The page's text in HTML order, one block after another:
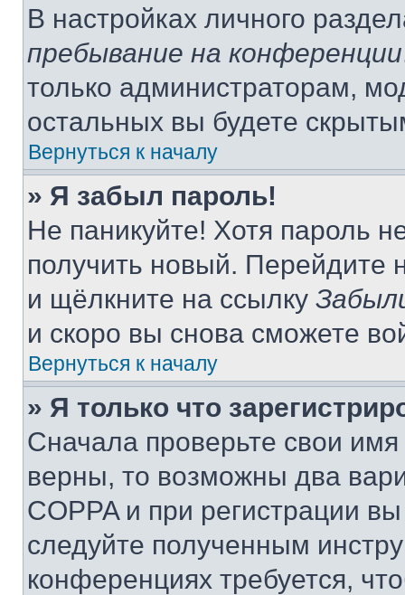
В настройках личного
пребывание на конференции
только администраторам,
остальных вы будете
Вернуться к началу
» Я забыл пароль!
Не паникуйте! Хотя пароль
получить новый. Перейдите
и щёлкните на ссылку
и скоро вы снова сможете
Вернуться к началу
» Я только что
Сначала проверьте свои
верны, то возможны два
COPPA и при регистрации
следуйте полученным
конференциях требуется,